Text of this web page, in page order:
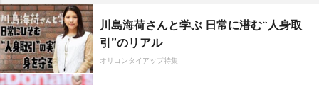
川島海荷さんと学ぶ 日常に潜む“人身取
引”のリアル
オリコンタイアップ特集